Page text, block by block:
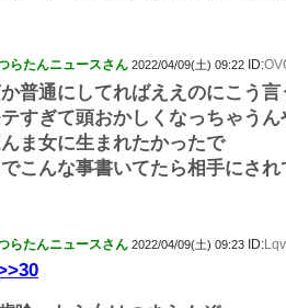
らたんニュースさん 2022/04/09(土) 09:22 ID:
普通にしてればええのにこう
すぎて頭おかしくなっちゃうん
ま女に生まれたかったで
こんな事書いてたら相手にされ
らたんニュースさん 2022/04/09(土) 09:23 ID: